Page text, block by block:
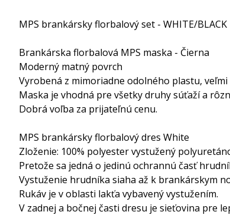
MPS brankársky florbalový set - WHITE/BLACK
Brankárska florbalová MPS maska - Čierna
Moderný matný povrch
Vyrobená z mimoriadne odolného plastu,
Maska je vhodná pre všetky druhy súťaží a
Dobrá voľba za prijateľnú cenu.
MPS brankársky florbalový dres White
Zloženie: 100% polyester vystužený
Pretože sa jedná o jedinú ochrannú časť
Vystuženie hrudníka siaha až k brankárskym
Rukáv je v oblasti lakťa vybavený vystužením.
V zadnej a bočnej časti dresu je sieťovina pre